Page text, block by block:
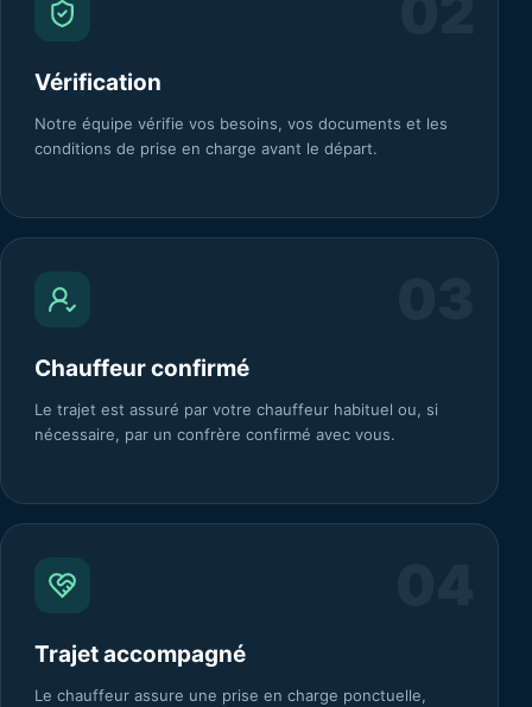
Vérification
Notre équipe vérifie vos besoins, vos documents et les
conditions de prise en charge avant le départ.
Chauffeur confirmé
Le trajet est assuré par votre chauffeur habituel ou, si
nécessaire, par un confrère confirmé avec vous.
Trajet accompagné
Le chauffeur assure une prise en charge ponctuelle,